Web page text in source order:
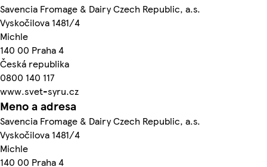
Savencia Fromage & Dairy Czech Republic, a.s.
Vyskočilova 1481/4
Michle
140 00 Praha 4
Česká republika
0800 140 117
www.svet-syru.cz
Meno a adresa
Savencia Fromage & Dairy Czech Republic, a.s.
Vyskočilova 1481/4
Michle
140 00 Praha 4